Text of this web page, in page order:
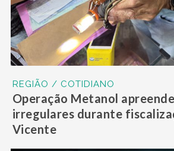
REGIÃO / COTIDIANO
Operação Metanol
irregulares durante
Vicente